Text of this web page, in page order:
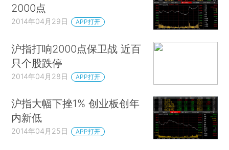
2000点
2014年04月29日 APP打开
沪指打响2000点保卫战 近百
只个股跌停
2014年04月28日 APP打开
沪指大幅下挫1% 创业板创年
内新低
2014年04月25日 APP打开